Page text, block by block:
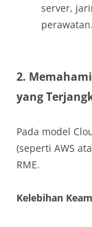
server,
perawatan.
2.
yang
Pada model
(seperti AWS
RME.
Kelebihan